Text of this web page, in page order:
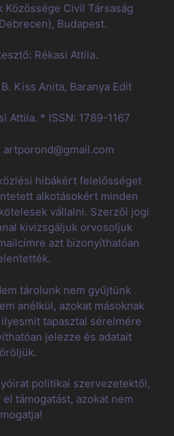
Közössége Civil Társaság
Budapest.
Rékasi Attila.
Kiss Anita, Baranya Edit
Attila. * ISSN: 1789-1167
hibákért felelősséget
alkotásokért minden
vállalni. Szerzői jogi
kivizsgáljuk orvosoljuk
azt bizonyíthatóan
tárolunk nem gyűjtünk
anélkül, azokat másoknak
tapasztal sérelmére
jelezze és adatait
politikai szervezetektől,
támogatást, azokat nem